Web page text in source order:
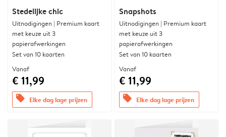
Stedelijke chic
Uitnodigingen | Premium kaart
met keuze uit 3
papierafwerkingen
Set van 10 kaarten
Vanaf
€ 11,99
offers Elke dag lage prijzen
Snapshots
Uitnodigingen | Premium kaart
met keuze uit 3
papierafwerkingen
Set van 10 kaarten
Vanaf
€ 11,99
offers Elke dag lage prijzen